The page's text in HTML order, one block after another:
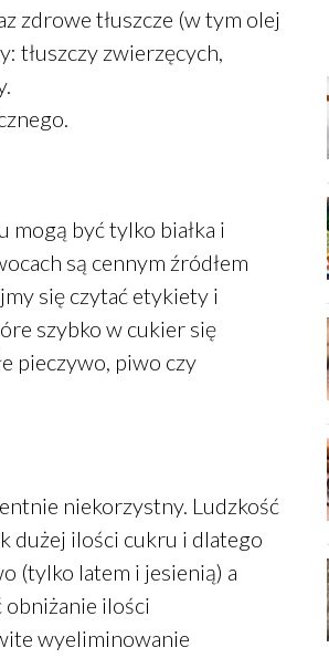
zdrowe tłuszcze (w tym olej
tłuszczy zwierzęcych,
mogą być tylko białka i
są cennym źródłem
się czytać etykiety i
szybko w cukier się
pieczywo, piwo czy
niekorzystny. Ludzkość
dużej ilości cukru i dlatego
(tylko latem i jesienią) a
obniżanie ilości
wyeliminowanie